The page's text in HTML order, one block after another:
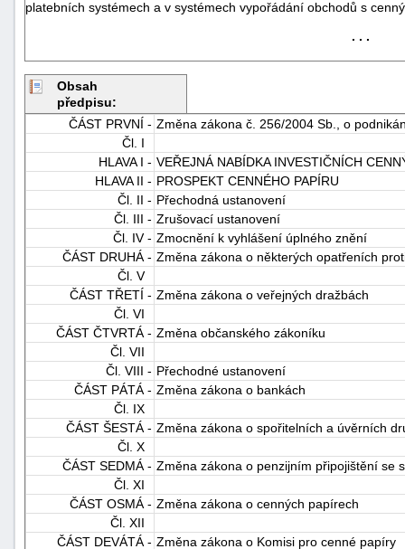
platebních systémech a v systémech vypořádání obchodů s
. . .
Obsah
předpisu:
ČÁST PRVNÍ - Změna zákona č. 256/2004 Sb., o
Čl. I
HLAVA I - VEŘEJNÁ NABÍDKA INVESTIČNÍCH
HLAVA II - PROSPEKT CENNÉHO PAPÍRU
Čl. II - Přechodná ustanovení
Čl. III - Zrušovací ustanovení
Čl. IV - Zmocnění k vyhlášení úplného znění
ČÁST DRUHÁ - Změna zákona o některých opatřeních
Čl. V
ČÁST TŘETÍ - Změna zákona o veřejných dražbách
Čl. VI
ČÁST ČTVRTÁ - Změna občanského zákoníku
Čl. VII
Čl. VIII - Přechodné ustanovení
ČÁST PÁTÁ - Změna zákona o bankách
Čl. IX
ČÁST ŠESTÁ - Změna zákona o spořitelních a úvěrních
Čl. X
ČÁST SEDMÁ - Změna zákona o penzijním připojištění se
Čl. XI
ČÁST OSMÁ - Změna zákona o cenných papírech
Čl. XII
ČÁST DEVÁTÁ - Změna zákona o Komisi pro cenné papíry
-